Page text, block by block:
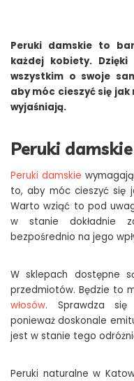
Peruki damskie to
każdej kobiety.
wszystkim o swoje
aby móc cieszyć się
wyjaśniają.
Peruki
Peruki damskie
to, aby móc cieszyć się
Warto wziąć to pod
w stanie dokładnie
bezpośrednio na jego
W sklepach dostępne
przedmiotów. Będzie to
włosów. Sprawdza się
ponieważ doskonale
jest w stanie tego
Peruki naturalne w